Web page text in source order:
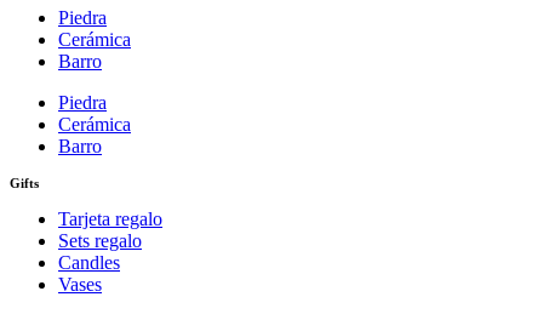
Piedra
Cerámica
Barro
Piedra
Cerámica
Barro
Gifts
Tarjeta regalo
Sets regalo
Candles
Vases